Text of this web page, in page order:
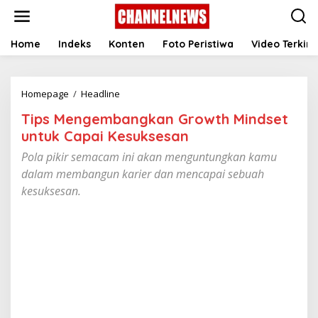
t
Home Indeks Konten Foto Peristiwa Video Terkini
Homepage / Headline
p
s
M
e
n
Tips Mengembangkan Growth Mindset
untuk Capai Kesuksesan
Pola pikir semacam ini akan menguntungkan kamu
dalam membangun karier dan mencapai sebuah
kesuksesan.